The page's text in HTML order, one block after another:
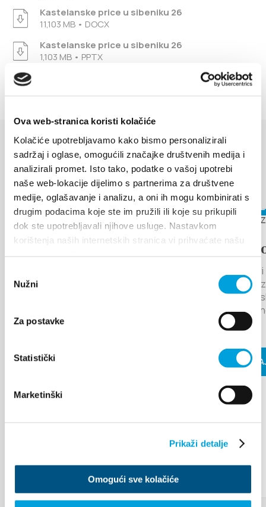
Ova web-stranica koristi kolačiće
Kolačiće upotrebljavamo kako bismo personalizirali
sadržaj i oglase, omogućili značajke društvenih medija i
analizirali promet. Isto tako, podatke o vašoj upotrebi
naše web-lokacije dijelimo s partnerima za društvene
medije, oglašavanje i analizu, a oni ih mogu kombinirati s
drugim podacima koje ste im pružili ili koje su prikupili
dok ste upotrebljavali njihove usluge. Nastavkom
korištenja naših internetskih stranica vi prihvaćate našu
pristanka
Nužni
Za postavke
Statistički
Marketinški
Prikaži detalje
Omogući sve kolačiće
Kastelanske price u sibeniku 26
11,103 MB • DOCX
Kastelanske price u sibeniku 26
1,103 MB • PPTX
DOGAĐANJA
Otkrijte više
6. kolovoza 2026. - 12. kolovoza
2026.
13. godinu zaredom Grad Kaštela i
žele brendirati Kaštela kao grad
ljubavi...
17.
Arije
Kaštel
pozornica
glazbeno
pod...